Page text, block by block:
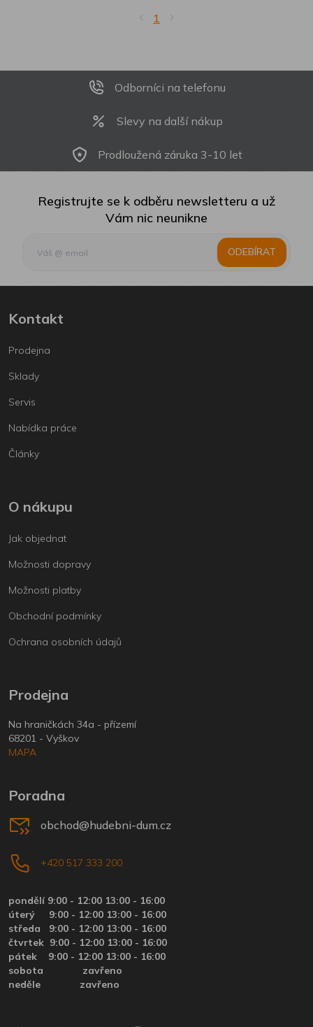
1
Odborníci na telefonu
Slevy na další nákup
Prodloužená záruka 3-10 let
Registrujte se k odběru newsletteru a už
Vám nic neunikne
ODEBÍRAT
Kontakt
Prodejna
Sklady
Servis
Nabídka práce
Články
O nákupu
Jak objednat
Možnosti dopravy
Možnosti platby
Obchodní podmínky
Ochrana osobních údajů
Prodejna
Na hraničkách 34a - přízemí
68201 - Vyškov
MAPA
Poradna
obchod@hudebni-dum.cz
+420 517 333 200
pondělí 9:00 - 12:00 13:00 - 16:00
úterý 9:00 - 12:00 13:00 - 16:00
středa 9:00 - 12:00 13:00 - 16:00
čtvrtek 9:00 - 12:00 13:00 - 16:00
pátek 9:00 - 12:00 13:00 - 16:00
sobota zavřeno
neděle zavřeno